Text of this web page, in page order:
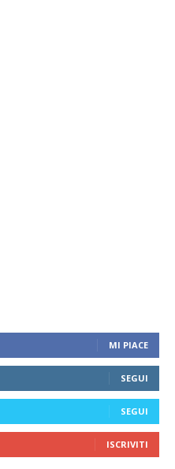
MI PIACE
SEGUI
SEGUI
ISCRIVITI